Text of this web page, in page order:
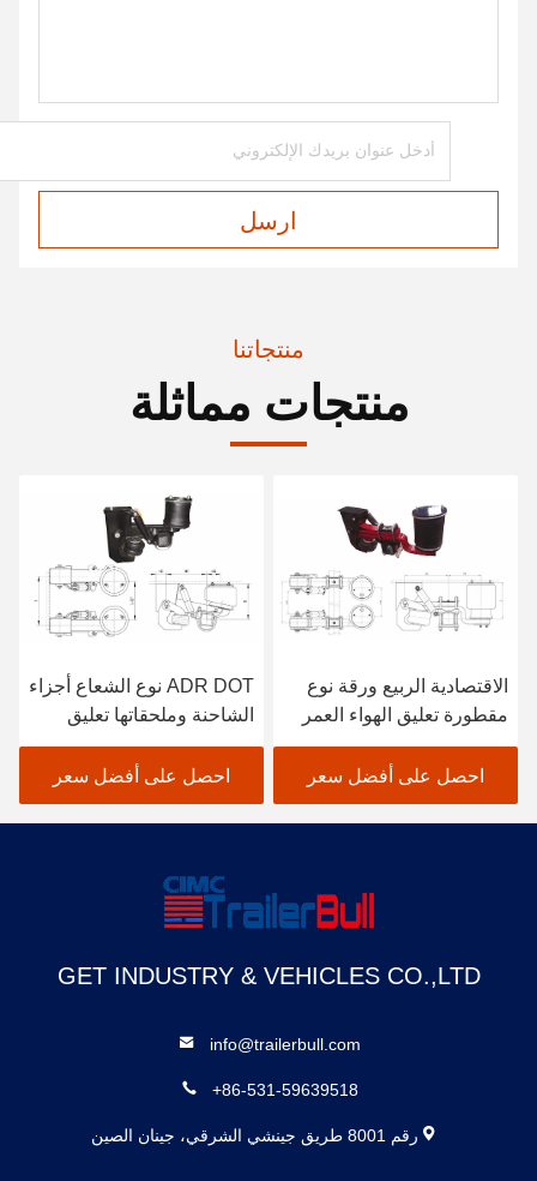
ارسل
منتجاتنا
منتجات مماثلة
الاقتصادية الربيع ورقة نوع
مقطورة تعليق الهواء العمر
الطويل وقت العمل
احصل على أفضل سعر
ADR DOT نوع الشعاع أجزاء
الشاحنة وملحقاتها تعليق
الربيع الهوائي
احصل على أفضل سعر
GET INDUSTRY & VEHICLES CO.,LTD
info@trailerbull.com
+86-531-59639518
رقم 8001 طريق جينشي الشرقي، جينان الصين